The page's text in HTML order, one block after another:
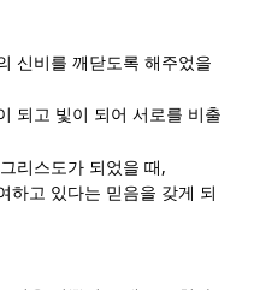
신비를 깨닫도록 해주었을
되고 빛이 되어 서로를 비출
리스도가 되었을 때 ,
하고 있다는 믿음을 갖게 되